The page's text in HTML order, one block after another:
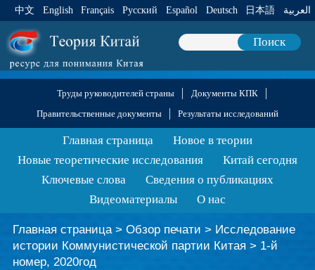
中文 English Français Pусский Español Deutsch 日本語 العربية
Поиск
Труды руководителей страны
Документы КПК
Правительственные документы
Результаты исследований
Главная страница
Новое в теории
Новые теоретические исследования
Китай сегодня
Ключевые слова
Сведения о публикациях
Видеоматериалы
О нас
Главная страница> Обзор печати > Исследование
истории Коммунистической партии Китая > 1-й
номер, 2020год